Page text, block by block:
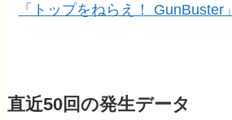
「トップをねらえ！ GunBuster」
直近50回の発生データ